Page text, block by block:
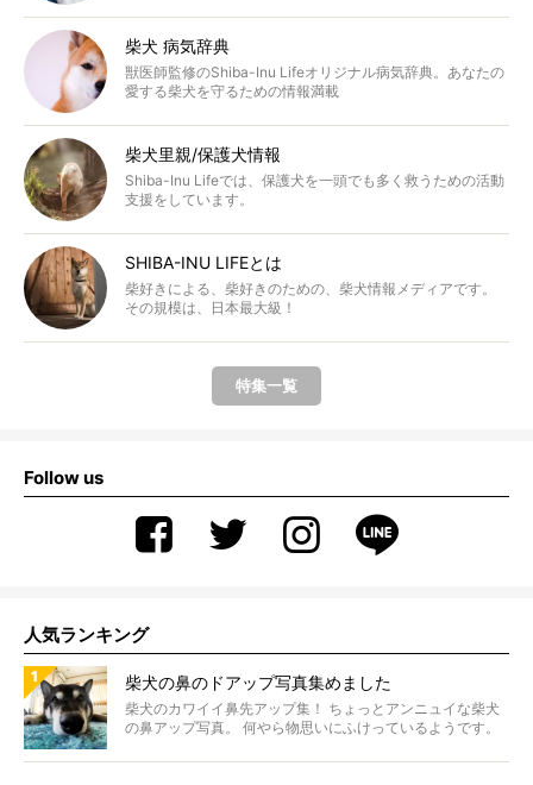
柴犬 病気辞典
獣医師監修のShiba-Inu Lifeオリジナル病気辞典。あなたの
愛する柴犬を守るための情報満載
柴犬里親/保護犬情報
Shiba-Inu Lifeでは、保護犬を一頭でも多く救うための活動
支援をしています。
SHIBA-INU LIFEとは
柴好きによる、柴好きのための、柴犬情報メディアです。
その規模は、日本最大級！
特集一覧
Follow us
人気ランキング
柴犬の鼻のドアップ写真集めました
柴犬のカワイイ鼻先アップ集！ ちょっとアンニュイな柴犬
の鼻アップ写真。 何やら物思いにふけっているようです。